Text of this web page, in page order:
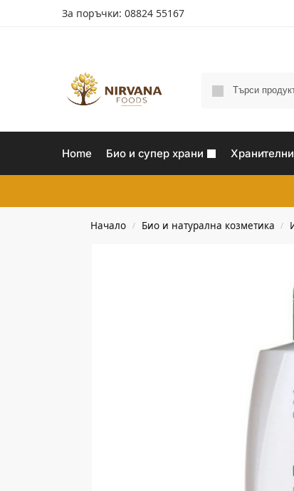
За поръчки: 08824 55167
Home Био и супер храни
Начало / Био и натурална козметика /